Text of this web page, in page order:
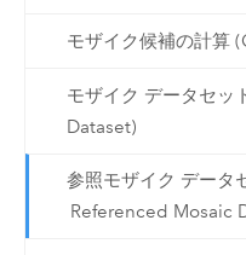
モザイク候補の計算
モザイク データセッ
Dataset)
参照モザイク データ
Referenced Mosaic